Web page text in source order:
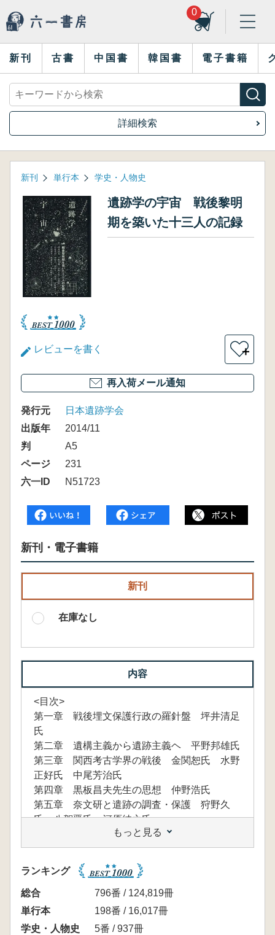
0
新刊 古書 中国書 韓国書 電子書籍
詳細検索
新刊 単行本 学史・人物史
遺跡学の宇宙 戦後黎明
期を築いた十三人の記録
レビューを書く ＋
再入荷メール通知
発行元
日本遺跡学会
出版年
2014/11
判
A5
ページ
231
六一ID
N51723
新刊・電子書籍
新刊
在庫なし
内容
<目次>
第一章 戦後埋文保護行政の羅針盤 坪井清足
氏
第二章 遺構主義から遺跡主義ヘ 平野邦雄氏
第三章 関西考古学界の戦後 金関恕氏 水野
正好氏 中尾芳治氏
第四章 黒板昌夫先生の思想 仲野浩氏
第五章 奈文研と遣跡の調査・保護 狩野久
氏 八賀晋氏 河原純之氏
第六章 測量と庭日と遺跡整備 牛川喜幸氏
第七章 遺跡と都市計画の接点 渡邊定夫氏
第八章 史跡保護の広がり 笹山晴生氏
第九章 文化財保護にるける造回学の役割 井
手久登氏
インタビュー風景
おわりに
もっと見る
ランキング
総合
796番 / 124,819冊
単行本
198番 / 16,017冊
学史・人物史
5番 / 937冊